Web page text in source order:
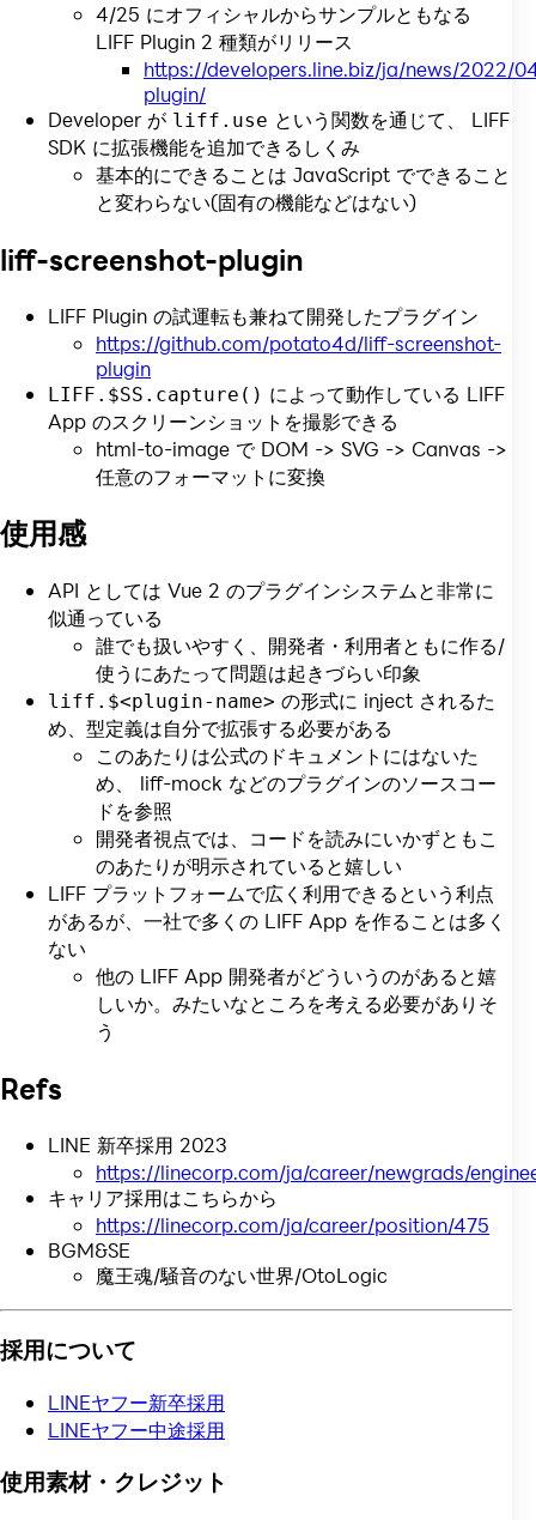
4/25 にオフィシャルからサンプルともなる
LIFF Plugin 2 種類がリリース
https://developers.line.biz/ja/news/2022/
plugin/
Developer が liff.use という関数を通じて、 LIFF
SDK に拡張機能を追加できるしくみ
基本的にできることは JavaScript でできること
と変わらない(固有の機能などはない)
liff-screenshot-plugin
LIFF Plugin の試運転も兼ねて開発したプラグイン
https://github.com/potato4d/liff-screenshot-
plugin
LIFF.$SS.capture() によって動作している LIFF
App のスクリーンショットを撮影できる
html-to-image で DOM -> SVG -> Canvas ->
任意のフォーマットに変換
使用感
API としては Vue 2 のプラグインシステムと非常に
似通っている
誰でも扱いやすく、開発者・利用者ともに作る/
使うにあたって問題は起きづらい印象
liff.$<plugin-name> の形式に inject されるた
め、型定義は自分で拡張する必要がある
このあたりは公式のドキュメントにはないた
め、 liff-mock などのプラグインのソースコー
ドを参照
開発者視点では、コードを読みにいかずともこ
のあたりが明示されていると嬉しい
LIFF プラットフォームで広く利用できるという利点
があるが、一社で多くの LIFF App を作ることは多く
ない
他の LIFF App 開発者がどういうのがあると嬉
しいか。みたいなところを考える必要がありそ
う
Refs
LINE 新卒採用 2023
https://linecorp.com/ja/career/newgrads/
キャリア採用はこちらから
https://linecorp.com/ja/career/position/475
BGM&SE
魔王魂/騒音のない世界/OtoLogic
採用について
LINEヤフー新卒採用
LINEヤフー中途採用
使用素材・クレジット